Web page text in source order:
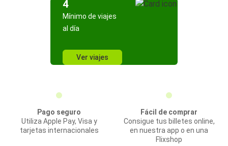
4
Mínimo de viajes
al día
Ver viajes
Pago seguro
Utiliza Apple Pay, Visa y
tarjetas internacionales
Fácil de comprar
Consigue tus billetes online,
en nuestra app o en una
Flixshop